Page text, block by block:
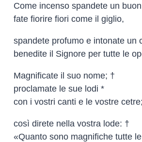
Come incenso spandete un
fate fiorire fiori come il giglio,
spandete profumo e intonate un
benedite il Signore per tutte le
Magnificate il suo nome; †
proclamate le sue lodi *
con i vostri canti e le vostre cetre;
così direte nella vostra lode: †
«Quanto sono magnifiche tutte